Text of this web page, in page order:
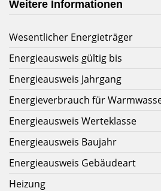
Weitere Informationen
Wesentlicher Energieträger
Energieausweis gültig bis
Energieausweis Jahrgang
Energieverbrauch für
Energieausweis Werteklasse
Energieausweis Baujahr
Energieausweis Gebäudeart
Heizung